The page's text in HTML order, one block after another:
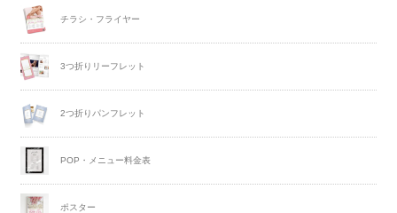
チラシ・フライヤー
3つ折りリーフレット
2つ折りパンフレット
POP・メニュー料金表
ポスター